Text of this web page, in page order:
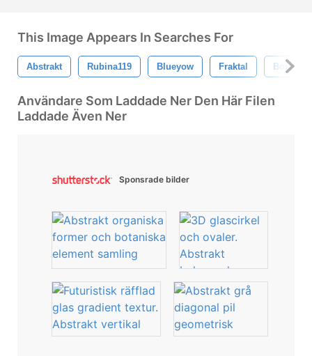
This Image Appears In Searches For
Abstrakt Rubina119 Blueyow Fraktal Borstar
Användare Som Laddade Ner Den Här Filen
Laddade Även Ner
Sponsrade bilder